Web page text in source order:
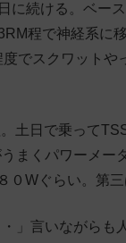
に続ける。ベー
程で神経系に
でスクワットや
土日で乗って
まくパワーメー
Wぐらい。第三
」言いながらも